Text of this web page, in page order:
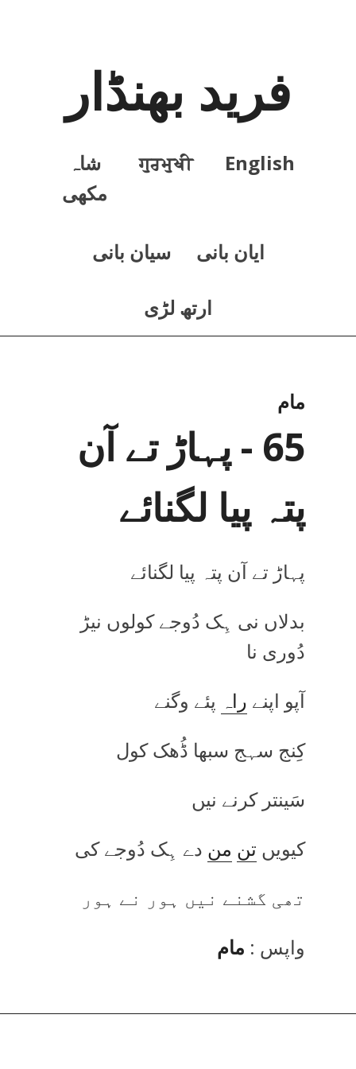
فرید بھنڈار
English
ਗੁਰਮੁਖੀ
شاہ
مکھی
ايان بانی سيان بانی
ارتھ لڑی
مام
65 - پہاڑ تے آن
پتہ پیا لگنائے
پہاڑ تے آن پتہ پیا لگنائے
بدلاں نی ہِک دُوجے کولوں نیڑ
دُوری نا
آپو اپنے راہ پئے وگنے
کِنج سہج سبھا ڈُھک کول
سَینتر کرنے نیں
کیویں تن من دے ہِک دُوجے کی
تھی گشنے نیں ہور نے ہور
واپس : مام